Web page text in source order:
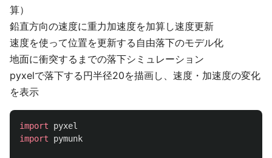
算）
鉛直方向の速度に重力加速度を加算し速度更新
速度を使って位置を更新する自由落下のモデル化
地面に衝突するまでの落下シミュレーション
pyxelで落下する円半径20を描画し、速度・加速度の変化
を表示
import
pyxel
import
pymunk